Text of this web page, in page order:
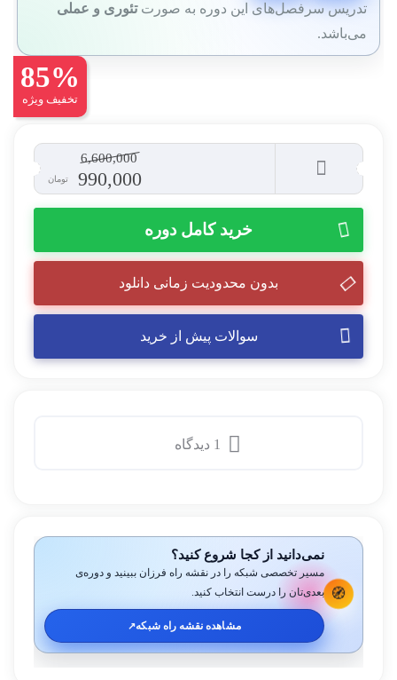
تدریس سرفصل‌های این دوره به صورتتئوری و عملی
می‌باشد.
85%
تخفیف ویژه
6,600,000
990,000 تومان
خرید کامل دوره
بدون محدودیت زمانی دانلود
سوالات پیش از خرید
🧭
نمی‌دانید از کجا شروع کنید؟
مسیر تخصصی شبکه را در نقشه راه فرزان ببینید و دوره‌ی
بعدی‌تان را درست انتخاب کنید.
مشاهده نقشه راه شبکه↗️